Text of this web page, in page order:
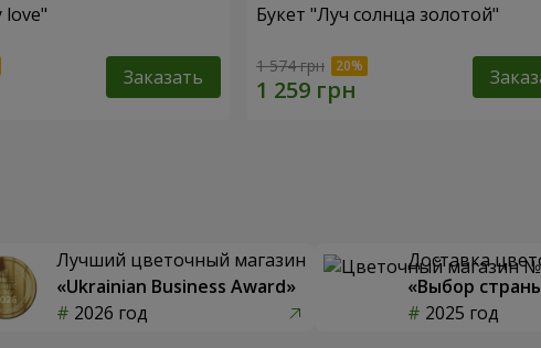
love"
Заказать
Букет "Луч солнца золотой"
1 574 грн
Лучший цветочный магазин
«Ukrainian Business Award»
2026 год
Доставка
«Выбор
2025 год